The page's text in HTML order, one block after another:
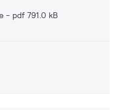
pdf 791.0 kB